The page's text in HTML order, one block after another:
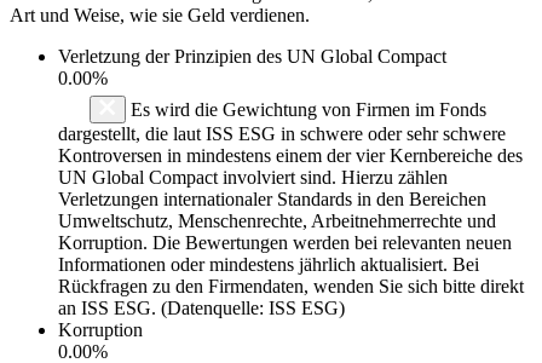
Art und Weise, wie sie Geld verdienen.
Verletzung der Prinzipien des UN Global Compact
0.00%
Es wird die Gewichtung von Firmen im Fonds
dargestellt, die laut ISS ESG in schwere oder sehr schwere
Kontroversen in mindestens einem der vier Kernbereiche des
UN Global Compact involviert sind. Hierzu zählen
Verletzungen internationaler Standards in den Bereichen
Umweltschutz, Menschenrechte, Arbeitnehmerrechte und
Korruption. Die Bewertungen werden bei relevanten neuen
Informationen oder mindestens jährlich aktualisiert. Bei
Rückfragen zu den Firmendaten, wenden Sie sich bitte direkt
an ISS ESG. (Datenquelle: ISS ESG)
Korruption
0.00%